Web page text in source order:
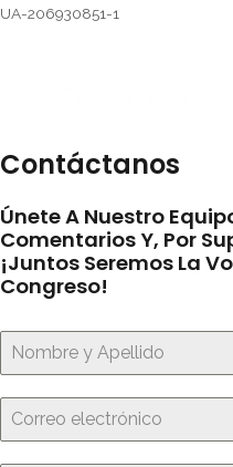
UA-206930851-1
Contáctanos
Únete A Nuestro
Comentarios Y, Por
¡Juntos Seremos La
Congreso!